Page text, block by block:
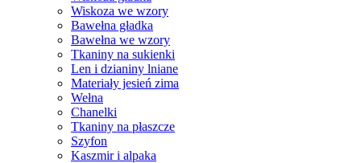
Wiskoza we wzory
Bawełna gładka
Bawełna we wzory
Tkaniny na sukienki
Len i dzianiny lniane
Materiały jesień zima
Wełna
Chanelki
Tkaniny na płaszcze
Szyfon
Kaszmir i alpaka